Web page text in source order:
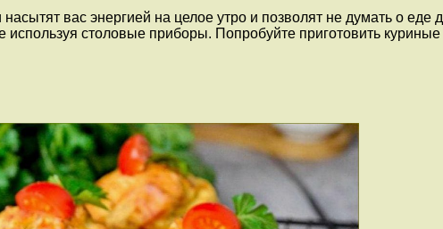
вас энергией на целое утро и позволят не думать о еде
используя столовые приборы. Попробуйте приготовить